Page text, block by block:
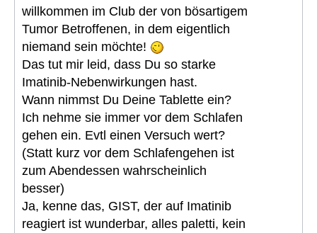
willkommen im Club der von bösartigem
Tumor Betroffenen, in dem eigentlich
niemand sein möchte!
Das tut mir leid, dass Du so starke
Imatinib-Nebenwirkungen hast.
Wann nimmst Du Deine Tablette ein?
Ich nehme sie immer vor dem Schlafen
gehen ein. Evtl einen Versuch wert?
(Statt kurz vor dem Schlafengehen ist
zum Abendessen wahrscheinlich
besser)
Ja, kenne das, GIST, der auf Imatinib
reagiert ist wunderbar, alles paletti, kein